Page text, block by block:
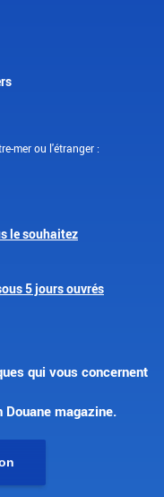
mer ou l'étranger :
le souhaitez
5 jours ouvrés
qui vous concernent
magazine.